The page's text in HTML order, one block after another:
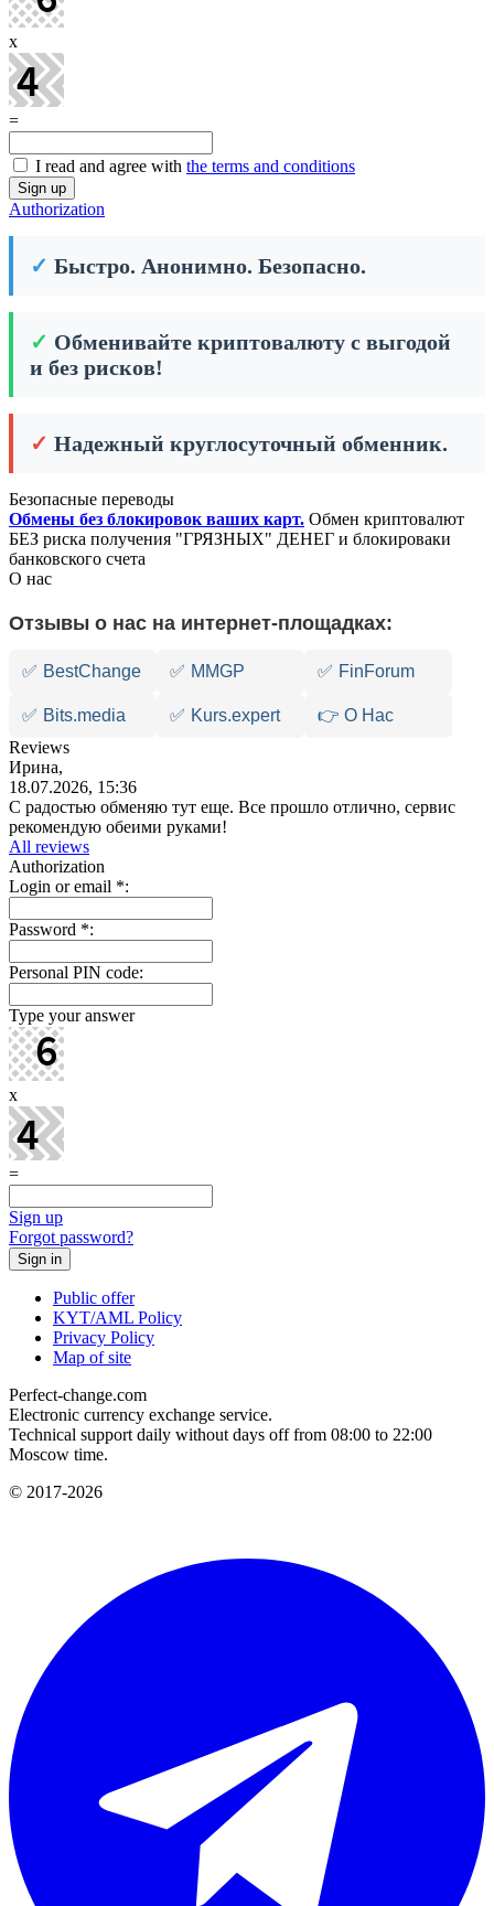
x
=
I read and agree with the terms and conditions
Authorization
✓ Быстро. Анонимно. Безопасно.
✓ Обменивайте криптовалюту с выгодой
и без рисков!
✓ Надежный круглосуточный обменник.
Безопасные переводы
Обмены без блокировок ваших карт. Обмен криптовалют
БЕЗ риска получения "ГРЯЗНЫХ" ДЕНЕГ и блокироваки
банковского счета
О нас
Отзывы о нас на интернет-площадках:
✅ BestChange ✅ MMGP ✅ FinForum
✅ Bits.media ✅ Kurs.expert
👉 О Нас
Reviews
Ирина,
18.07.2026, 15:36
С радостью обменяю тут еще. Все прошло отлично, сервис
рекомендую обеими руками!
All reviews
Authorization
Login or email *:
Password *:
Personal PIN code:
Type your answer
x
=
Sign up
Forgot password?
Public offer
KYT/AML Policy
Privacy Policy
Map of site
Perfect-change.com
Electronic currency exchange service.
Technical support daily without days off from 08:00 to 22:00
Moscow time.
© 2017-2026